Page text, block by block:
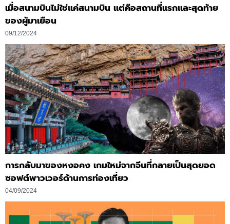
เมื่อสนามบินไม่ใช่แค่สนามบิน แต่คือสถานที่แรกและสุดท้าย
ของผู้มาเยือน
09/12/2024
การกลับมาของหงอคง เกมใหม่จากจีนที่กลายเป็นสุดยอด
ซอฟต์พาวเวอร์ด้านการท่องเที่ยว
04/09/2024